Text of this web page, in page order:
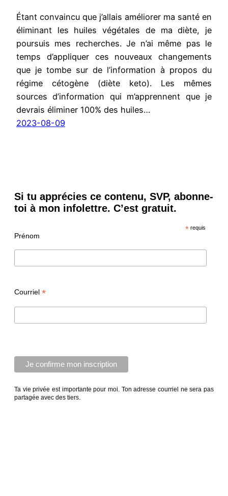
Étant convaincu que j’allais améliorer ma santé en
éliminant les huiles végétales de ma diète, je
poursuis mes recherches. Je n’ai même pas le
temps d’appliquer ces nouveaux changements
que je tombe sur de l’information à propos du
régime cétogène (diète keto). Les mêmes
sources d’information qui m’apprennent que je
devrais éliminer 100% des huiles…
2023-08-09
Si tu apprécies ce contenu, SVP, abonne-
toi à mon infolettre. C’est gratuit.
* requis
Prénom
Courriel *
Ta vie privée est importante pour moi. Ton adresse courriel ne sera pas
partagée avec des tiers.